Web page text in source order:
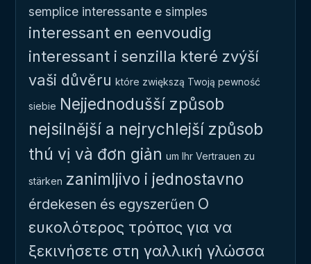
semplice interessante e simples
interessant en eenvoudig
interessant i senzilla které zvýší
vaši důvěru które zwiększą Twoją pewność
siebie Nejjednodušší způsob
nejsilnější a nejrychlejší způsob
thú vị và đơn giản um Ihr Vertrauen zu
stärken zanimljivo i jednostavno
érdekesen és egyszerűen Ο
ευκολότερος τρόπος για να
ξεκινήσετε στη γαλλική γλώσσα